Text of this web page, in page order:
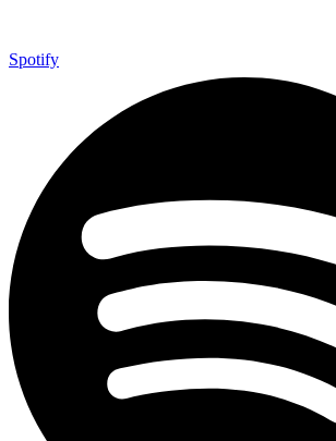
Spotify